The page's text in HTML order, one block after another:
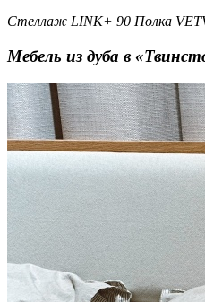
Стеллаж LINK+ 90 Полка
Мебель из дуба в